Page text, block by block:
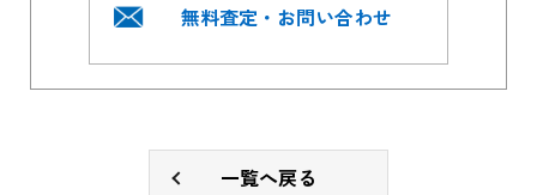
無料査定・お問い合わせ
一覧へ戻る